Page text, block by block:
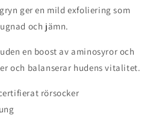
ger en mild exfoliering som
och jämn.
en boost av aminosyror och
och balanserar hudens vitalitet.
rörsocker